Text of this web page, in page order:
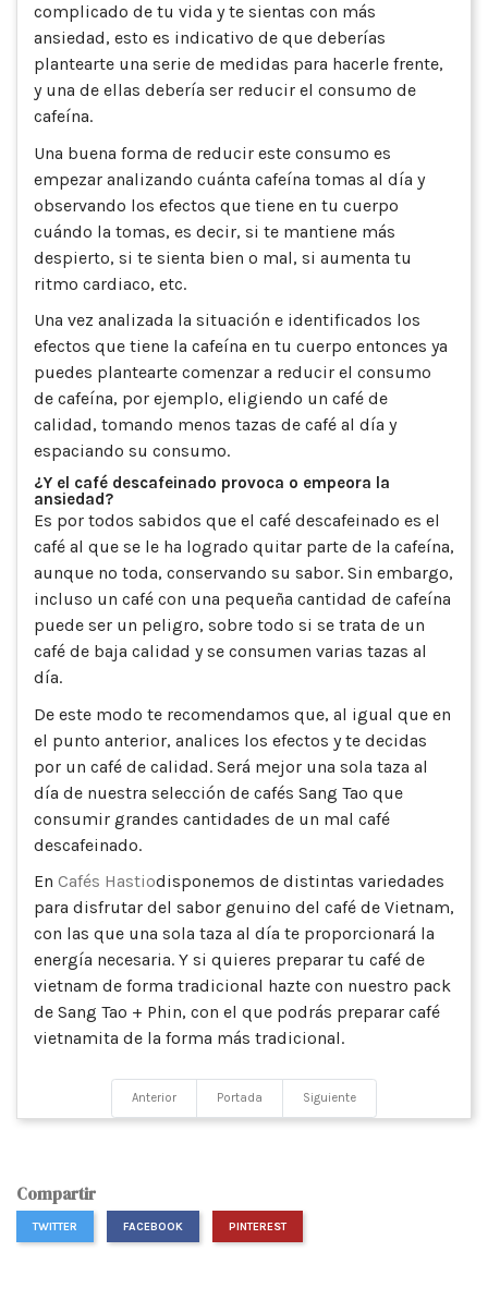
complicado de tu vida y te sientas con más
ansiedad, esto es indicativo de que deberías
plantearte una serie de medidas para hacerle frente,
y una de ellas debería ser reducir el consumo de
cafeína.
Una buena forma de reducir este consumo es
empezar analizando cuánta cafeína tomas al día y
observando los efectos que tiene en tu cuerpo
cuándo la tomas, es decir, si te mantiene más
despierto, si te sienta bien o mal, si aumenta tu
ritmo cardiaco, etc.
Una vez analizada la situación e identificados los
efectos que tiene la cafeína en tu cuerpo entonces ya
puedes plantearte comenzar a reducir el consumo
de cafeína, por ejemplo, eligiendo un café de
calidad, tomando menos tazas de café al día y
espaciando su consumo.
¿Y el café descafeinado provoca o empeora la
ansiedad?
Es por todos sabidos que el café descafeinado es el
café al que se le ha logrado quitar parte de la cafeína,
aunque no toda, conservando su sabor. Sin embargo,
incluso un café con una pequeña cantidad de cafeína
puede ser un peligro, sobre todo si se trata de un
café de baja calidad y se consumen varias tazas al
día.
De este modo te recomendamos que, al igual que en
el punto anterior, analices los efectos y te decidas
por un café de calidad. Será mejor una sola taza al
día de nuestra selección de cafés Sang Tao que
consumir grandes cantidades de un mal café
descafeinado.
En Cafés Hastiodisponemos de distintas variedades
para disfrutar del sabor genuino del café de Vietnam,
con las que una sola taza al día te proporcionará la
energía necesaria. Y si quieres preparar tu café de
vietnam de forma tradicional hazte con nuestro pack
de Sang Tao + Phin, con el que podrás preparar café
vietnamita de la forma más tradicional.
Anterior Portada Siguiente
Compartir
TWITTER FACEBOOK PINTEREST